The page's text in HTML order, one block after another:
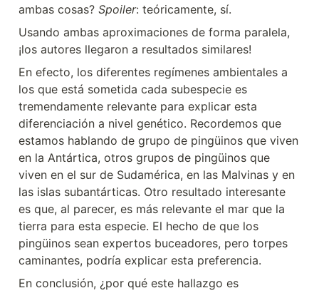
ambas cosas? Spoiler: teóricamente, sí.
Usando ambas aproximaciones de forma paralela,
¡los autores llegaron a resultados similares!
En efecto, los diferentes regímenes ambientales a
los que está sometida cada subespecie es
tremendamente relevante para explicar esta
diferenciación a nivel genético. Recordemos que
estamos hablando de grupo de pingüinos que viven
en la Antártica, otros grupos de pingüinos que
viven en el sur de Sudamérica, en las Malvinas y en
las islas subantárticas. Otro resultado interesante
es que, al parecer, es más relevante el mar que la
tierra para esta especie. El hecho de que los
pingüinos sean expertos buceadores, pero torpes
caminantes, podría explicar esta preferencia.
En conclusión, ¿por qué este hallazgo es